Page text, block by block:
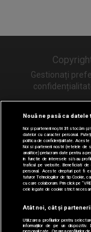
Gestionați
Nouă ne pasă ca
Noi și partenerii noștri31 stocăm și/
datelor cu caracter personal.
politica de confidențialitate. Aceste
Noi si partenerii nostri (retelele de
analitice) prelucram date pentru a
in functie de interesele si/sau
traficul pe website. Beneficiati de
personal. Aceste drepturi pot fi
tuturor Tehnologiilor de tip Cookie,
cu care colaboram. Prin click pe
cele legate de cookie strict
Atât noi, cât și
Utilizarea profilurilor pentru
informațiilor de pe un dispozitiv.